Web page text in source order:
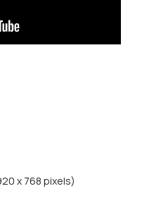
x 768 pixels)